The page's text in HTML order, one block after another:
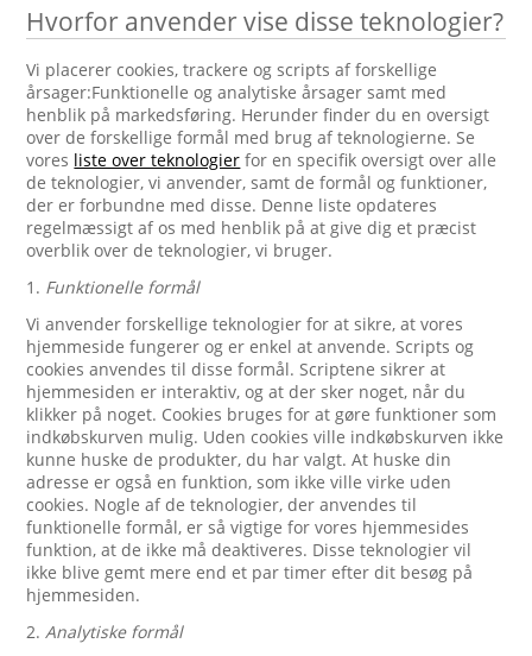
Hvorfor anvender vise disse teknologier?
Vi placerer cookies, trackere og scripts af forskellige
årsager:Funktionelle og analytiske årsager samt med
henblik på markedsføring. Herunder finder du en oversigt
over de forskellige formål med brug af teknologierne. Se
vores liste over teknologier for en specifik oversigt over alle
de teknologier, vi anvender, samt de formål og funktioner,
der er forbundne med disse. Denne liste opdateres
regelmæssigt af os med henblik på at give dig et præcist
overblik over de teknologier, vi bruger.
1. Funktionelle formål
Vi anvender forskellige teknologier for at sikre, at vores
hjemmeside fungerer og er enkel at anvende. Scripts og
cookies anvendes til disse formål. Scriptene sikrer at
hjemmesiden er interaktiv, og at der sker noget, når du
klikker på noget. Cookies bruges for at gøre funktioner som
indkøbskurven mulig. Uden cookies ville indkøbskurven ikke
kunne huske de produkter, du har valgt. At huske din
adresse er også en funktion, som ikke ville virke uden
cookies. Nogle af de teknologier, der anvendes til
funktionelle formål, er så vigtige for vores hjemmesides
funktion, at de ikke må deaktiveres. Disse teknologier vil
ikke blive gemt mere end et par timer efter dit besøg på
hjemmesiden.
2.Analytiske formål